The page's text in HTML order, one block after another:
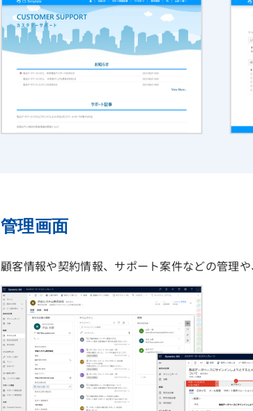
管理画面
顧客情報や契約情報、サポート案件などの管理